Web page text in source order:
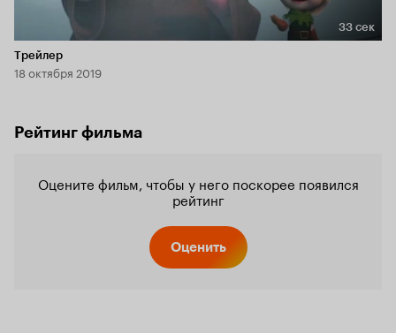
Длительность 33 сек
33 сек
Трейлер
18 октября 2019
Рейтинг фильма
Оцените фильм, чтобы у него поскорее появился
рейтинг
Оценить